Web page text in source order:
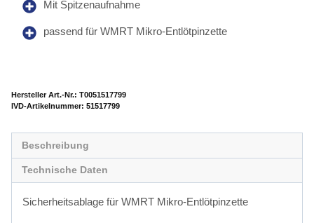
Mit Spitzenaufnahme
passend für WMRT Mikro-Entlötpinzette
Hersteller Art.-Nr.: T0051517799
Artikelnummer: 51517799
Beschreibung
Technische Daten
Sicherheitsablage für WMRT Mikro-Entlötpinzette